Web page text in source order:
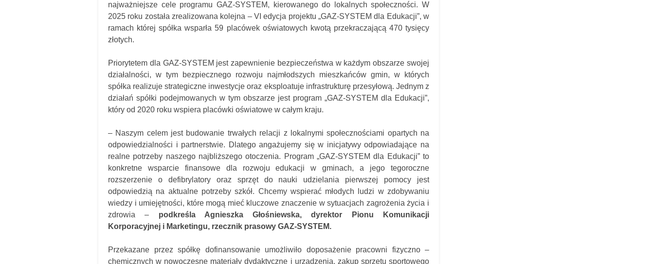
najważniejsze cele programu GAZ-SYSTEM, kierowanego do lokalnych społeczności. W
2025 roku została zrealizowana kolejna – VI edycja projektu „GAZ-SYSTEM dla Edukacji”, w
ramach której spółka wsparła 59 placówek oświatowych kwotą przekraczającą 470 tysięcy
złotych.
Priorytetem dla GAZ-SYSTEM jest zapewnienie bezpieczeństwa w każdym obszarze swojej
działalności, w tym bezpiecznego rozwoju najmłodszych mieszkańców gmin, w których
spółka realizuje strategiczne inwestycje oraz eksploatuje infrastrukturę przesyłową. Jednym z
działań spółki podejmowanych w tym obszarze jest program „GAZ-SYSTEM dla Edukacji”,
który od 2020 roku wspiera placówki oświatowe w całym kraju.
– Naszym celem jest budowanie trwałych relacji z lokalnymi społecznościami opartych na
odpowiedzialności i partnerstwie. Dlatego angażujemy się w inicjatywy odpowiadające na
realne potrzeby naszego najbliższego otoczenia. Program „GAZ-SYSTEM dla Edukacji” to
konkretne wsparcie finansowe dla rozwoju edukacji w gminach, a jego tegoroczne
rozszerzenie o defibrylatory oraz sprzęt do nauki udzielania pierwszej pomocy jest
odpowiedzią na aktualne potrzeby szkół. Chcemy wspierać młodych ludzi w zdobywaniu
wiedzy i umiejętności, które mogą mieć kluczowe znaczenie w sytuacjach zagrożenia życia i
zdrowia – podkreśla Agnieszka Głośniewska, dyrektor Pionu Komunikacji
Korporacyjnej i Marketingu, rzecznik prasowy GAZ-SYSTEM.
Przekazane przez spółkę dofinansowanie umożliwiło doposażenie pracowni fizyczno –
chemicznych w nowoczesne materiały dydaktyczne i urządzenia, zakup sprzętu sportowego